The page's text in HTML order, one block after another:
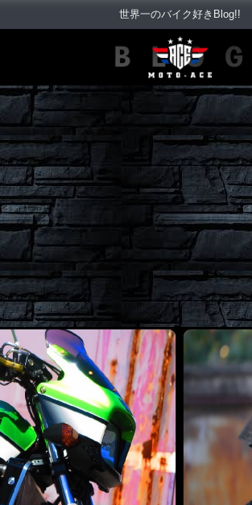
世界一のバイク好きBlog!!